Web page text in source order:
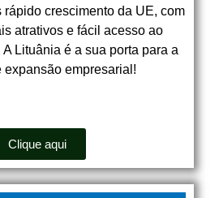
crescimento da UE, com
atrativos e fácil acesso ao
Lituânia é a sua porta para a
expansão empresarial!
Clique aqui